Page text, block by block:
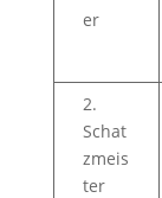
er
2.
Schat
zmeis
ter